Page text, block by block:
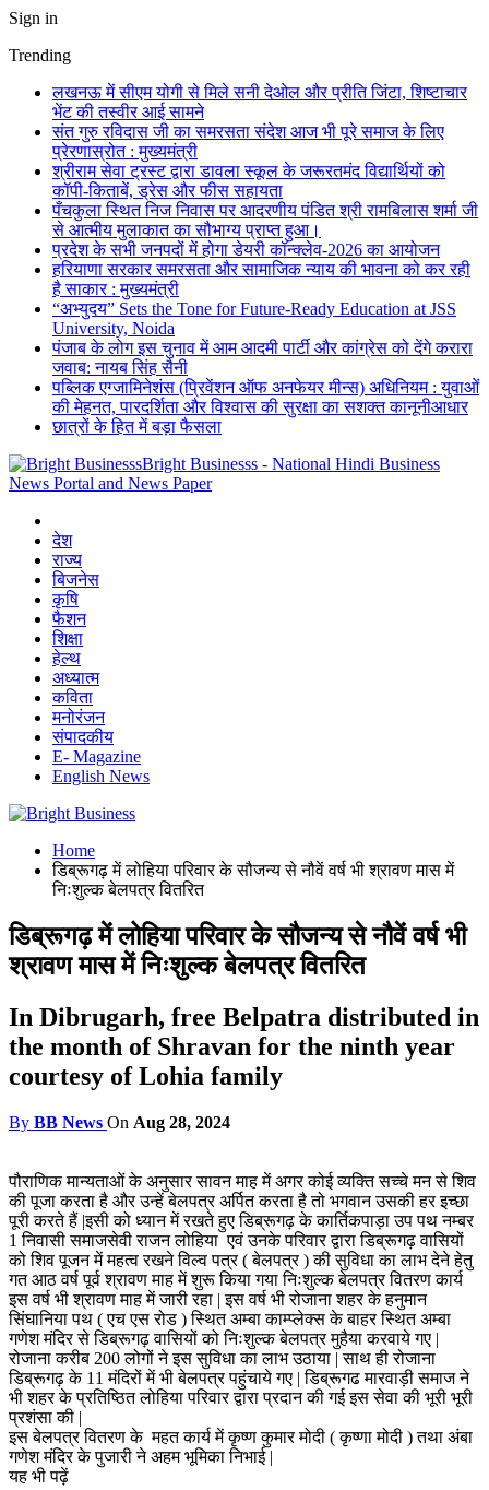
Sign in
Trending
लखनऊ में सीएम योगी से मिले सनी देओल और प्रीति जिंटा, शिष्टाचार
भेंट की तस्वीर आई सामने
संत गुरु रविदास जी का समरसता संदेश आज भी पूरे समाज के लिए
प्रेरणास्रोत : मुख्यमंत्री
श्रीराम सेवा ट्रस्ट द्वारा डावला स्कूल के जरूरतमंद विद्यार्थियों को
कॉपी-किताबें, ड्रेस और फीस सहायता
पँचकुला स्थित निज निवास पर आदरणीय पंडित श्री रामबिलास शर्मा जी
से आत्मीय मुलाकात का सौभाग्य प्राप्त हुआ।
प्रदेश के सभी जनपदों में होगा डेयरी कॉन्क्लेव-2026 का आयोजन
हरियाणा सरकार समरसता और सामाजिक न्याय की भावना को कर रही
है साकार : मुख्यमंत्री
“अभ्युदय” Sets the Tone for Future-Ready Education at JSS
University, Noida
पंजाब के लोग इस चुनाव में आम आदमी पार्टी और कांग्रेस को देंगे करारा
जवाब: नायब सिंह सैनी
पब्लिक एग्जामिनेशंस (प्रिवेंशन ऑफ अनफेयर मीन्स) अधिनियम : युवाओं
की मेहनत, पारदर्शिता और विश्वास की सुरक्षा का सशक्त कानूनीआधार
छात्रों के हित में बड़ा फैसला
Bright Businesss - National Hindi Business
News Portal and News Paper
देश
राज्य
बिजनेस
कृषि
फैशन
शिक्षा
हेल्थ
अध्यात्म
कविता
मनोरंजन
संपादकीय
E- Magazine
English News
Home
डिब्रूगढ़ में लोहिया परिवार के सौजन्य से नौवें वर्ष भी श्रावण मास में
निःशुल्क बेलपत्र वितरित
डिब्रूगढ़ में लोहिया परिवार के सौजन्य से नौवें वर्ष भी
श्रावण मास में निःशुल्क बेलपत्र वितरित
In Dibrugarh, free Belpatra distributed in
the month of Shravan for the ninth year
courtesy of Lohia family
By BB News On Aug 28, 2024
पौराणिक मान्यताओं के अनुसार सावन माह में अगर कोई व्यक्ति सच्चे मन से शिव
की पूजा करता है और उन्हें बेलपत्र अर्पित करता है तो भगवान उसकी हर इच्छा
पूरी करते हैं |इसी को ध्यान में रखते हुए डिब्रूगढ़ के कार्तिकपाड़ा उप पथ नम्बर
1 निवासी समाजसेवी राजन लोहिया एवं उनके परिवार द्वारा डिब्रूगढ़ वासियों
को शिव पूजन में महत्व रखने विल्व पत्र ( बेलपत्र ) की सुविधा का लाभ देने हेतु
गत आठ वर्ष पूर्व श्रावण माह में शुरू किया गया निःशुल्क बेलपत्र वितरण कार्य
इस वर्ष भी श्रावण माह में जारी रहा | इस वर्ष भी रोजाना शहर के हनुमान
सिंघानिया पथ ( एच एस रोड ) स्थित अम्बा काम्प्लेक्स के बाहर स्थित अम्बा
गणेश मंदिर से डिब्रूगढ़ वासियों को निःशुल्क बेलपत्र मुहैया करवाये गए |
रोजाना करीब 200 लोगों ने इस सुविधा का लाभ उठाया | साथ ही रोजाना
डिब्रूगढ़ के 11 मंदिरों में भी बेलपत्र पहुंचाये गए | डिब्रूगढ मारवाड़ी समाज ने
भी शहर के प्रतिष्ठित लोहिया परिवार द्वारा प्रदान की गई इस सेवा की भूरी भूरी
प्रशंसा की |
इस बेलपत्र वितरण के महत कार्य में कृष्ण कुमार मोदी ( कृष्णा मोदी ) तथा अंबा
गणेश मंदिर के पुजारी ने अहम भूमिका निभाई |
यह भी पढ़ें